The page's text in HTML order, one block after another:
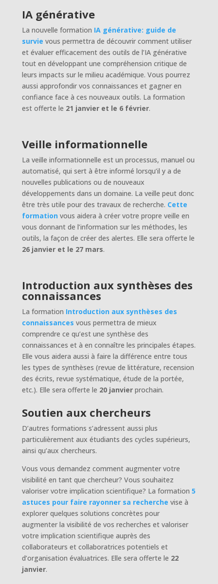
IA générative
La nouvelle formation IA générative: guide de
survie vous permettra de découvrir comment utiliser
et évaluer efficacement des outils de l’IA générative
tout en développant une compréhension critique de
leurs impacts sur le milieu académique. Vous pourrez
aussi approfondir vos connaissances et gagner en
confiance face à ces nouveaux outils. La formation
est offerte le 21 janvier et le 6 février.
Veille informationnelle
La veille informationnelle est un processus, manuel ou
automatisé, qui sert à être informé lorsqu’il y a de
nouvelles publications ou de nouveaux
développements dans un domaine. La veille peut donc
être très utile pour des travaux de recherche. Cette
formationvous aidera à créer votre propre veille en
vous donnant de l’information sur les méthodes, les
outils, la façon de créer des alertes. Elle sera offerte le
26 janvier et le 27 mars.
Introduction aux synthèses des
connaissances
La formation Introduction aux synthèses des
connaissances vous permettra de mieux
comprendre ce qu’est une synthèse des
connaissances et à en connaître les principales étapes.
Elle vous aidera aussi à faire la différence entre tous
les types de synthèses (revue de littérature, recension
des écrits, revue systématique, étude de la portée,
etc.). Elle sera offerte le 20 janvierprochain.
Soutien aux chercheurs
D’autres formations s’adressent aussi plus
particulièrement aux étudiants des cycles supérieurs,
ainsi qu’aux chercheurs.
Vous vous demandez comment augmenter votre
visibilité en tant que chercheur? Vous souhaitez
valoriser votre implication scientifique? La formation 5
astuces pour faire rayonner sa recherche vise à
explorer quelques solutions concrètes pour
augmenter la visibilité de vos recherches et valoriser
votre implication scientifique auprès des
collaborateurs et collaboratrices potentiels et
d’organisation évaluatrices. Elle sera offerte le 22
janvier.